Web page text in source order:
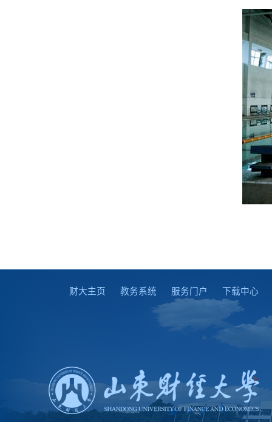
财大主页 教务系统 服务门户 下载中心